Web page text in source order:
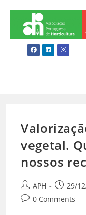
vegetal.
nossos
APH 29/
0 Comments